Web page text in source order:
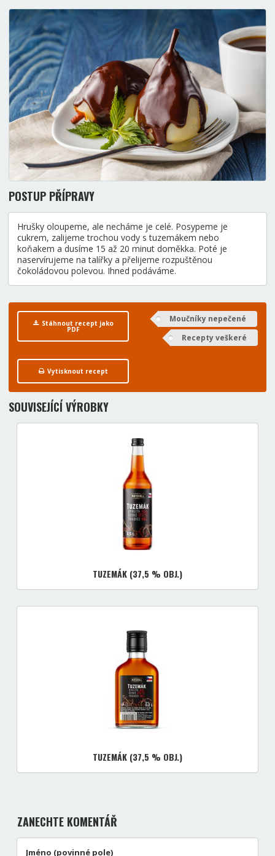
POSTUP PŘÍPRAVY
Hrušky oloupeme, ale necháme je celé. Posypeme je
cukrem, zalijeme trochou vody s tuzemákem nebo
koňakem a dusíme 15 až 20 minut doměkka. Poté je
naservírujeme na talířky a přelijeme rozpuštěnou
čokoládovou polevou. Ihned podáváme.
Stáhnout recept jako
PDF
Vytisknout recept
Moučníky nepečené
Recepty veškeré
SOUVISEJÍCÍ VÝROBKY
TUZEMÁK (37,5 % OBJ.)
TUZEMÁK (37,5 % OBJ.)
ZANECHTE KOMENTÁŘ
Jméno (povinné pole)